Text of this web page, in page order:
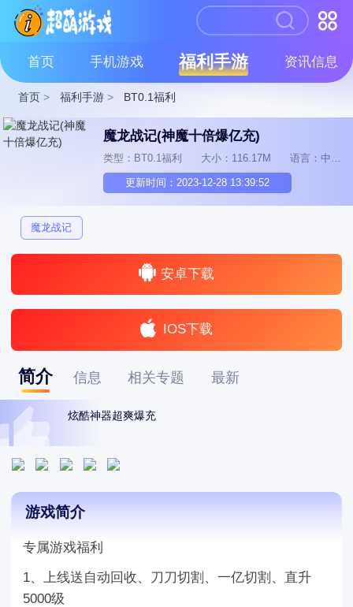
首页 手机游戏 福利手游 资讯信息
首页 > 福利手游 > BT0.1福利
魔龙战记(神魔十倍爆亿充)
类型：BT0.1福利 大小：116.17M 语言：中文
更新时间：2023-12-28 13:39:52
魔龙战记
安卓下载
IOS下载
简介 信息 相关专题 最新
炫酷神器超爽爆充
游戏简介
专属游戏福利
1、上线送自动回收、刀刀切割、一亿切割、直升
5000级